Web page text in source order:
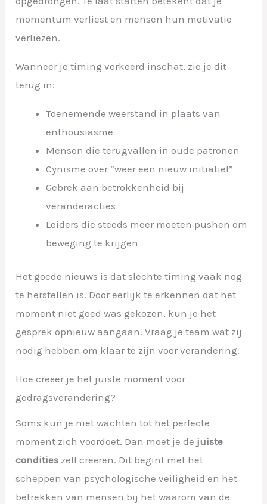
momentum verliest en mensen hun motivatie
verliezen.
Wanneer je timing verkeerd inschat, zie je dit
terug in:
Toenemende weerstand in plaats van
enthousiasme
Mensen die terugvallen in oude patronen
Cynisme over “weer een nieuw initiatief”
Gebrek aan betrokkenheid bij
veranderacties
Leiders die steeds meer moeten pushen om
beweging te krijgen
Het goede nieuws is dat slechte timing vaak nog
te herstellen is. Door eerlijk te erkennen dat het
moment niet goed was gekozen, kun je het
gesprek opnieuw aangaan. Vraag je team wat zij
nodig hebben om klaar te zijn voor verandering.
Hoe creëer je het juiste moment voor
gedragsverandering?
Soms kun je niet wachten tot het perfecte
moment zich voordoet. Dan moet je de juiste
condities zelf creëren. Dit begint met het
scheppen van psychologische veiligheid en het
betrekken van mensen bij het waarom van de